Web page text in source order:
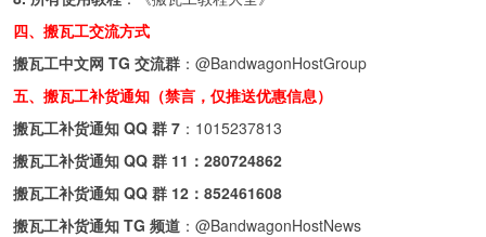
四、搬瓦工交流方式
搬瓦工中文网 TG 交流群 ： @BandwagonHostGroup
五、搬瓦工补货通知（禁言，仅推送优惠信息）
搬瓦工补货通知 QQ 群 7 ： 1015237813
搬瓦工补货通知 QQ 群 11： 280724862
搬瓦工补货通知 QQ 群 12： 852461608
搬瓦工补货通知 TG 频道 ： @BandwagonHostNews